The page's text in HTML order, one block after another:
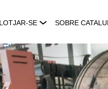
SE SOBRE